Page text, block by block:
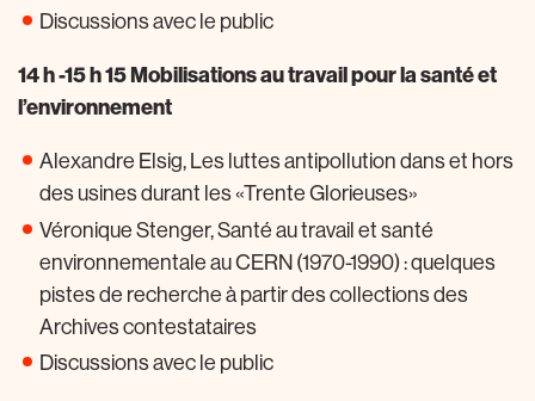
Discussions avec le public
14 h -15 h 15 Mobilisations au travail pour la santé et
l’environnement
Alexandre Elsig, Les luttes antipollution dans et hors
des usines durant les «Trente Glorieuses»
Véronique Stenger, Santé au travail et santé
environnementale au CERN (1970-1990) : quelques
pistes de recherche à partir des collections des
Archives contestataires
Discussions avec le public